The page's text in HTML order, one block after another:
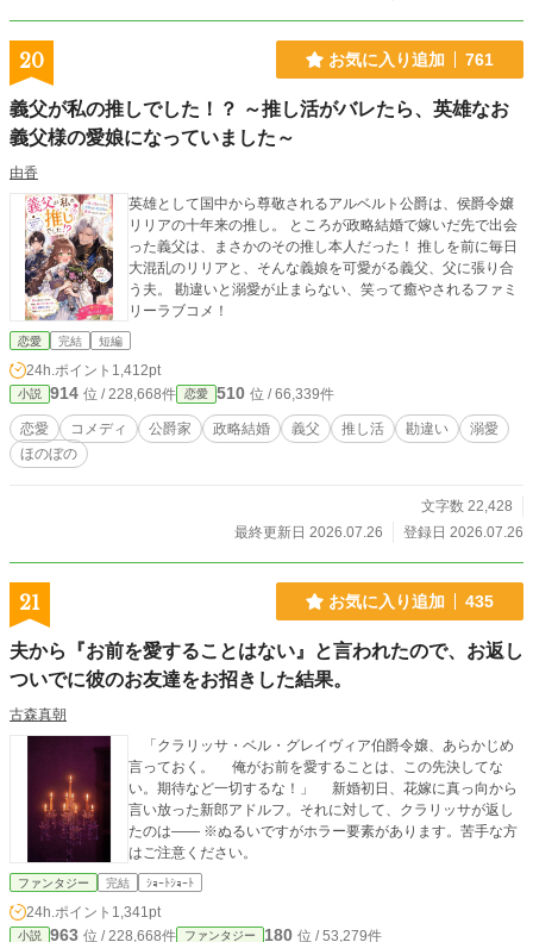
20 お気に入り追加 761
義父が私の推しでした！？ ～推し活がバレたら、英雄なお
義父様の愛娘になっていました～
由香
英雄として国中から尊敬されるアルベルト公爵は、侯爵令嬢
リリアの十年来の推し。 ところが政略結婚で嫁いだ先で出会
った義父は、まさかのその推し本人だった！ 推しを前に毎日
大混乱のリリアと、そんな義娘を可愛がる義父、父に張り合
う夫。 勘違いと溺愛が止まらない、笑って癒やされるファミ
リーラブコメ！
恋愛 完結 短編
24h.ポイント 1,412pt
小説 914 位 / 228,668件 恋愛 510 位 / 66,339件
恋愛 コメディ 公爵家 政略結婚 義父 推し活 勘違い
溺愛
ほのぼの
文字数 22,428
最終更新日 2026.07.26
登録日 2026.07.26
21 お気に入り追加 435
夫から『お前を愛することはない』と言われたので、お返し
ついでに彼のお友達をお招きした結果。
古森真朝
「クラリッサ・ベル・グレイヴィア伯爵令嬢、あらかじめ
言っておく。 俺がお前を愛することは、この先決してな
い。期待など一切するな！」 新婚初日、花嫁に真っ向から
言い放った新郎アドルフ。それに対して、クラリッサが返し
たのは―― ※ぬるいですがホラー要素があります。苦手な方
はご注意ください。
ファンタジー 完結 ｼｮｰﾄｼｮｰﾄ
24h.ポイント 1,341pt
小説 963 位 / 228,668件 ファンタジー 180 位 / 53,279件